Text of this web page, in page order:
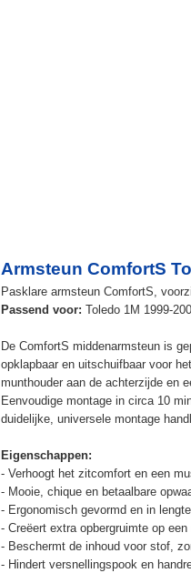
Armsteun ComfortS
Pasklare armsteun ComfortS,
Passend voor: Toledo 1M 1999-
De ComfortS middenarmsteun is
opklapbaar en uitschuifbaar voor
munthouder aan de achterzijde en
Eenvoudige montage in circa 10
duidelijke, universele montage
Eigenschappen:
- Verhoogt het zitcomfort en een
- Mooie, chique en betaalbare
- Ergonomisch gevormd en in
- Creëert extra opbergruimte op
- Beschermt de inhoud voor stof,
- Hindert versnellingspook en